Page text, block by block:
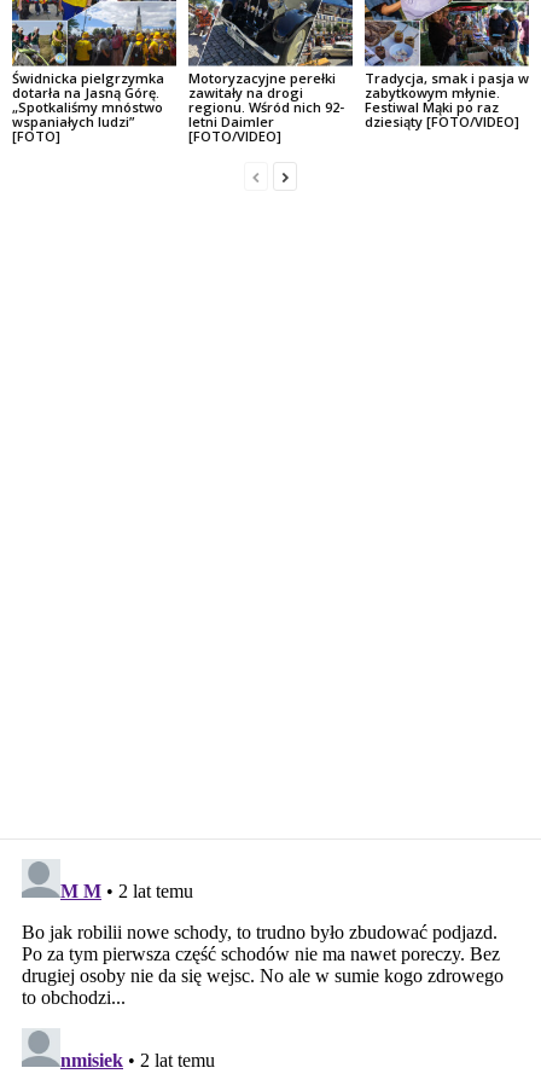
Świdnicka pielgrzymka
dotarła na Jasną Górę.
„Spotkaliśmy mnóstwo
wspaniałych ludzi”
[FOTO]
Motoryzacyjne perełki
zawitały na drogi
regionu. Wśród nich 92-
letni Daimler
[FOTO/VIDEO]
Tradycja, smak i pasja w
zabytkowym młynie.
Festiwal Mąki po raz
dziesiąty [FOTO/VIDEO]